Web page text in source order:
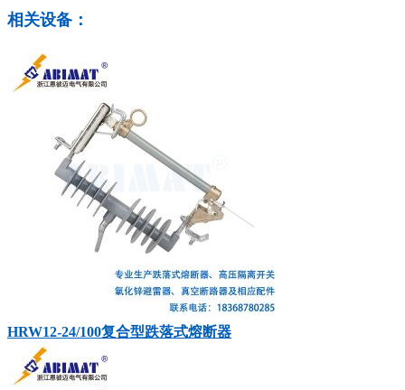
相关设备：
HRW12-24/100复合型跌落式熔断器